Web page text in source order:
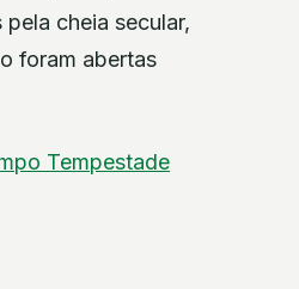
cheia secular,
foram abertas
Tempestade